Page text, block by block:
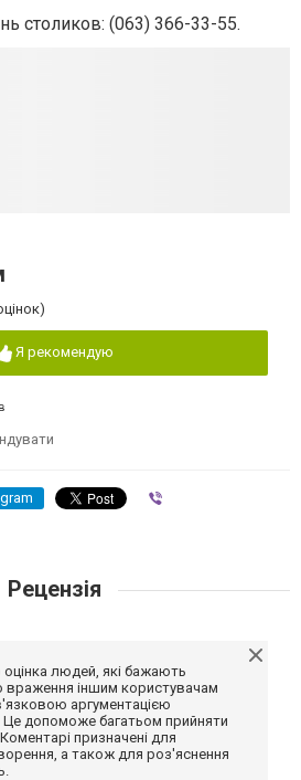
столиков: (063) 366-33-55.
Я рекомендую
Рецензія
оцінка людей, які бажають
враження іншим користувачам
аргументацією
Це допоможе багатьом прийняти
призначені для
а також для роз'яснення